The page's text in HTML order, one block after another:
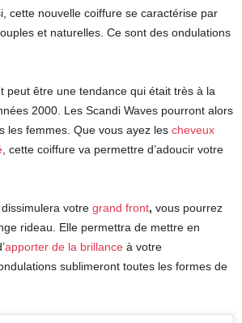
cette nouvelle coiffure se caractérise par
et naturelles. Ce sont des ondulations
peut être une tendance qui était très à la
2000. Les Scandi Waves pourront alors
les femmes. Que vous ayez les cheveux
, cette coiffure va permettre d’adoucir votre
votre grand front, vous pourrez
rideau. Elle permettra de mettre en
apporter de la brillance à votre
sublimeront toutes les formes de